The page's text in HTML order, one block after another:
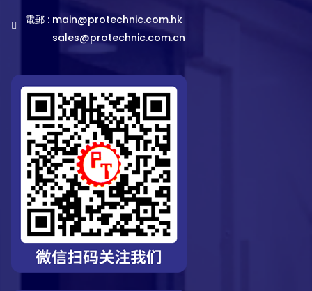
電郵 : main@protechnic.com.hk
sales@protechnic.com.cn